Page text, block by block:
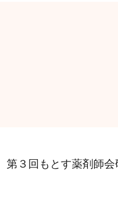
３回もとす薬剤師会